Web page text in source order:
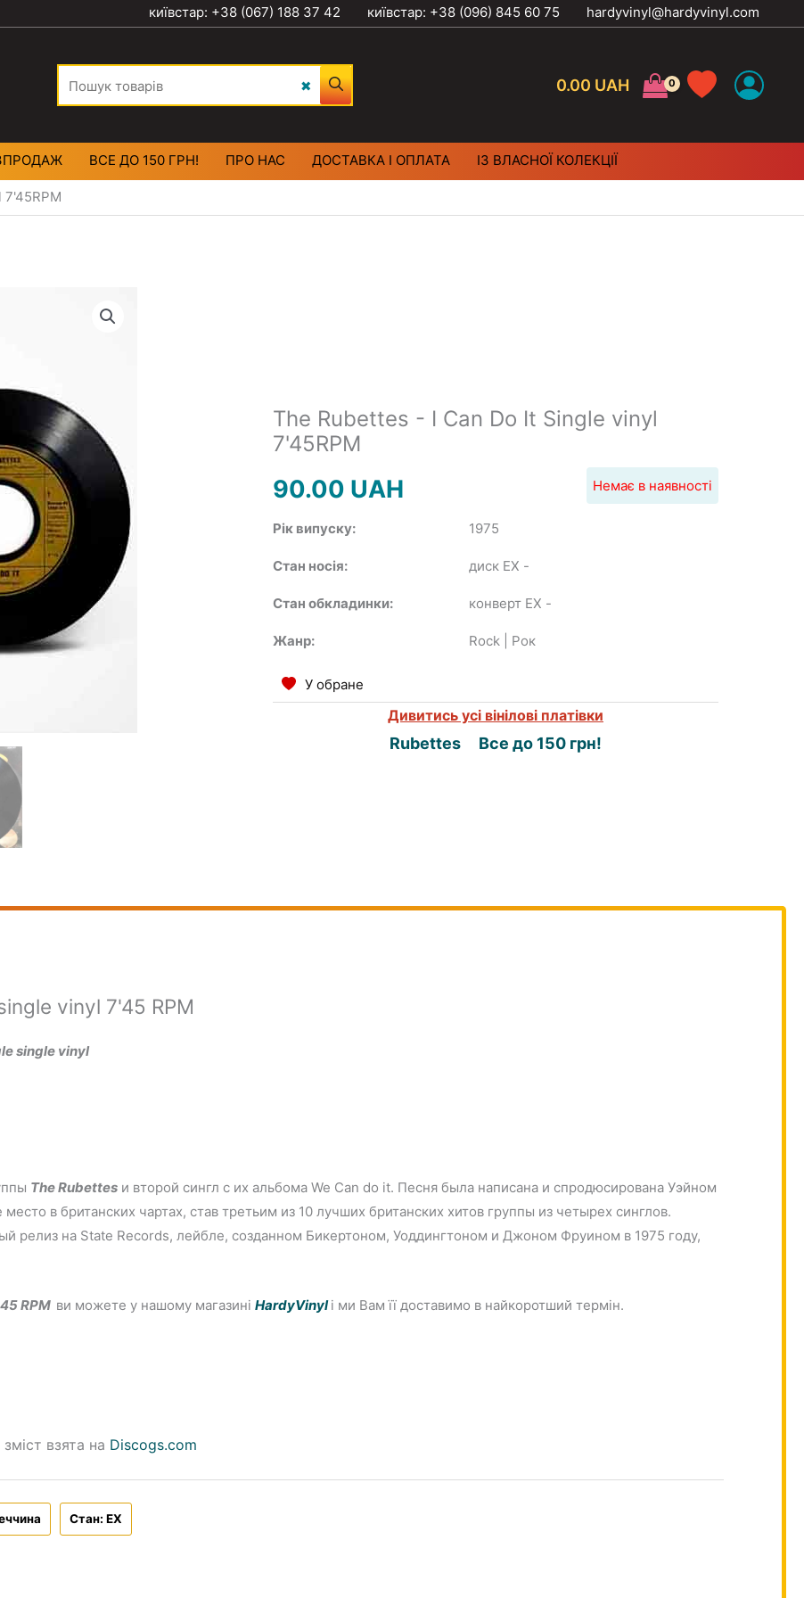
київстар: +38 (067) 188 37 42 київстар: +38 (096) 845 60 75 hardyvinyl@hardyvinyl.com
0.00 UAH
ВСЕ ДО 150 ГРН! ПРО НАС ДОСТАВКА І ОПЛАТА ІЗ ВЛАСНОЇ КОЛЕКЦІЇ
The Rubettes - I Can Do It Single vinyl
7'45RPM
90.00 UAH Немає в наявності
Рік випуску: 1975
Стан носія: диск EX -
Стан обкладинки: конверт EX -
Жанр: Rock | Рок
У обране
Дивитись усі вінілові платівки
Rubettes Все до 150 грн!
vinyl 7'45 RPM
single vinyl
The Rubettes и второй сингл с их альбома We Can do it. Песня была написана и спродюсирована Уэйном
в британских чартах, став третьим из 10 лучших британских хитов группы из четырех синглов.
релиз на State Records, лейбле, созданном Бикертоном, Уоддингтоном и Джоном Фруином в 1975 году,
RPM ви можете у нашому магазиніHardyVinyl і ми Вам її доставимо в найкоротший термін.
взята на Discogs.com
Стан: EX